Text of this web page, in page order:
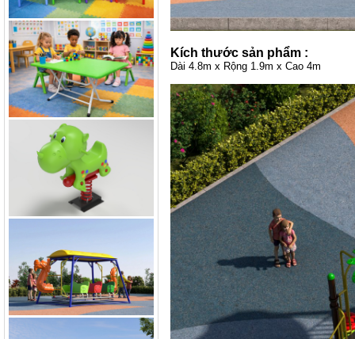
Kích thước sản phẩm :
Dài 4.8m x Rộng 1.9m x Cao 4m